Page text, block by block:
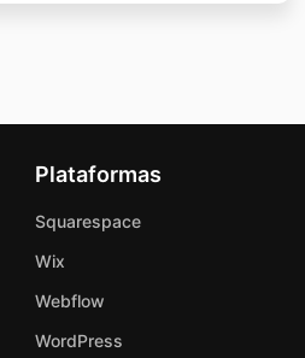
Plataformas
Squarespace
Wix
Webflow
WordPress